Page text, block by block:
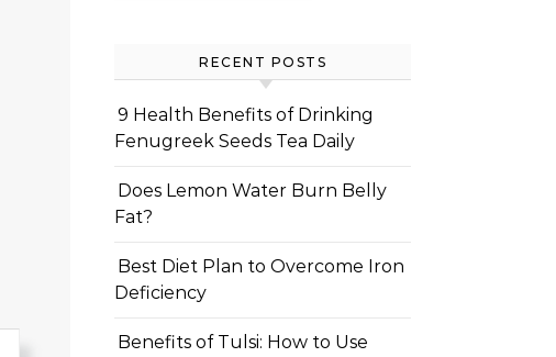
RECENT POSTS
9 Health Benefits of Drinking
Fenugreek Seeds Tea Daily
Does Lemon Water Burn Belly
Fat?
Best Diet Plan to Overcome Iron
Deficiency
Benefits of Tulsi: How to Use